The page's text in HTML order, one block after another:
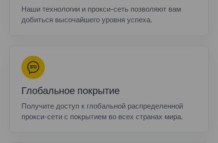
Наши технологии и прокси-сеть позволяют вам
добиться высочайшего уровня успеха.
Глобальное покрытие
Получите доступ к глобальной распределенной
прокси-сети с покрытием во всех странах мира.